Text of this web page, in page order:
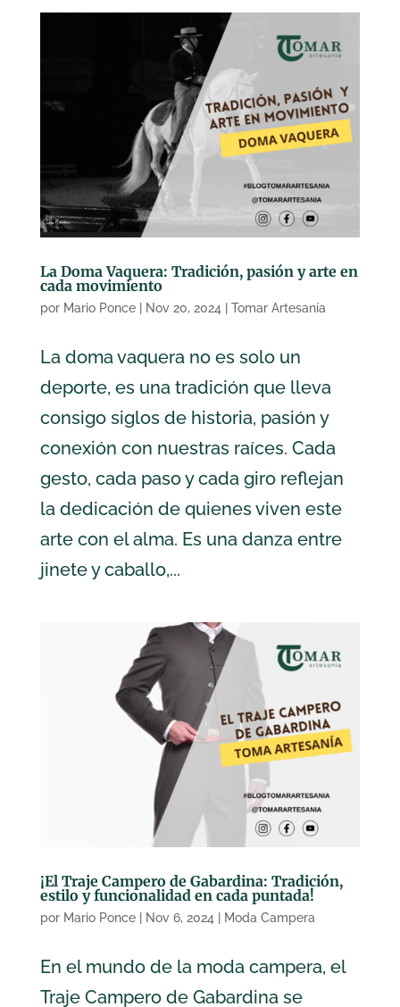
La Doma Vaquera: Tradición, pasión y arte en
cada movimiento
por Mario Ponce| Nov 20, 2024 Tomar Artesanía
La doma vaquera no es solo un
deporte, es una tradición que lleva
consigo siglos de historia, pasión y
conexión con nuestras raíces. Cada
gesto, cada paso y cada giro reflejan
la dedicación de quienes viven este
arte con el alma. Es una danza entre
jinete y caballo,...
¡El Traje Campero de Gabardina: Tradición,
estilo y funcionalidad en cada puntada!
por Mario Ponce| Nov 6, 2024| Moda Campera
En el mundo de la moda campera, el
Traje Campero de Gabardina se